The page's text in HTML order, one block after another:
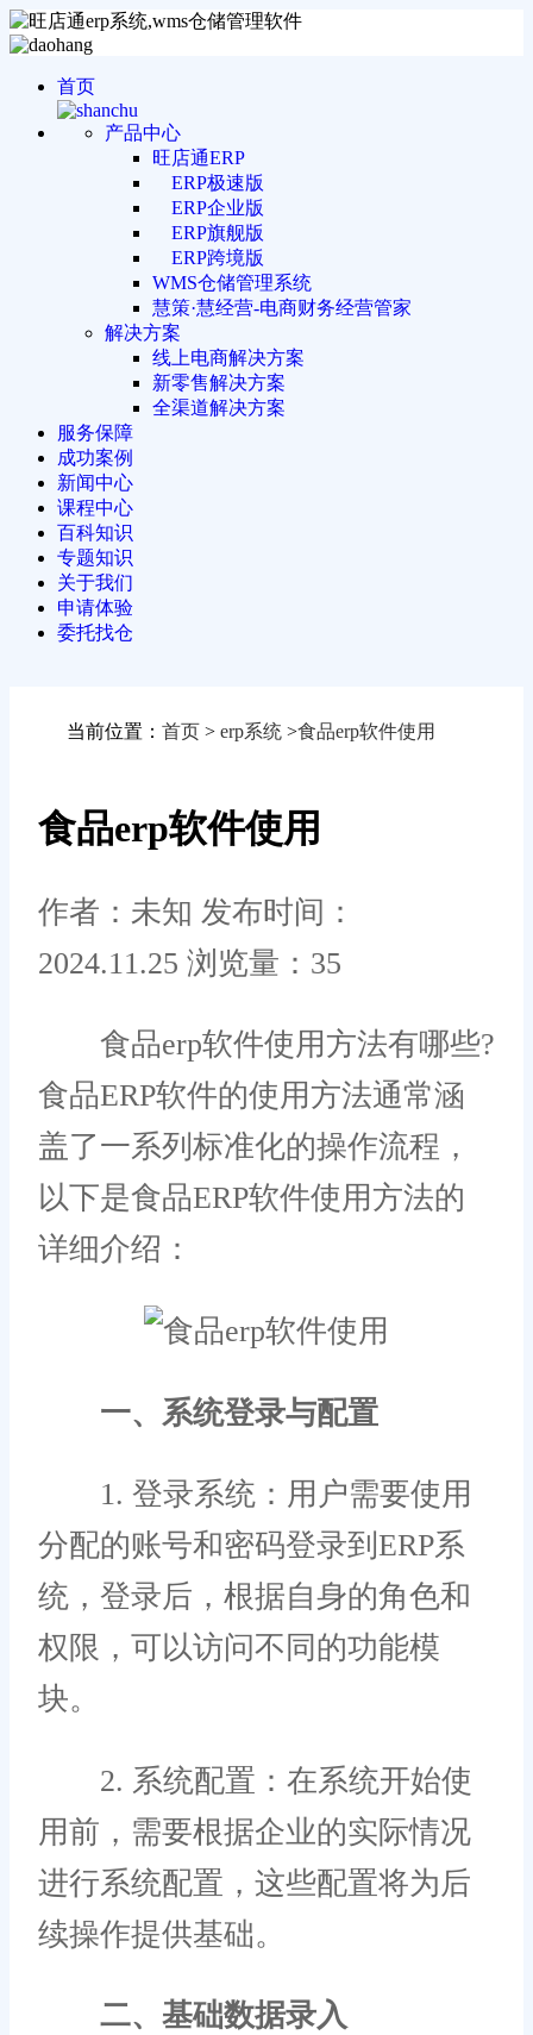
首页
产品中心
旺店通ERP
ERP极速版
ERP企业版
ERP旗舰版
ERP跨境版
WMS仓储管理系统
慧策·慧经营-电商财务经营管家
解决方案
线上电商解决方案
新零售解决方案
全渠道解决方案
服务保障
成功案例
新闻中心
课程中心
百科知识
专题知识
关于我们
申请体验
委托找仓
当前位置： 首页 > erp系统 >食品erp软件使用
食品erp软件使用
作者：未知 发布时间：
2024.11.25 浏览量：35
食品erp软件使用方法有哪些?
食品ERP软件的使用方法通常涵
盖了一系列标准化的操作流程，
以下是食品ERP软件使用方法的
详细介绍：
一、系统登录与配置
1. 登录系统：用户需要使用
分配的账号和密码登录到ERP系
统，登录后，根据自身的角色和
权限，可以访问不同的功能模
块。
2. 系统配置：在系统开始使
用前，需要根据企业的实际情况
进行系统配置，这些配置将为后
续操作提供基础。
二、基础数据录入